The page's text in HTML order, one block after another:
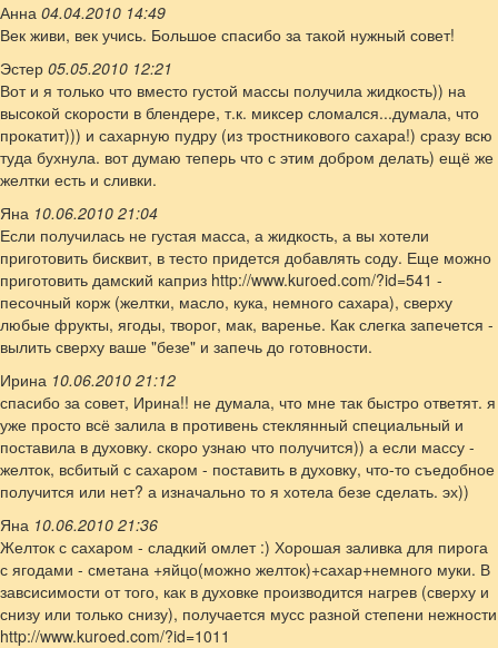
Анна 04.04.2010 14:49
Век живи, век учись. Большое спасибо за такой нужный совет!
Эстер 05.05.2010 12:21
Вот и я только что вместо густой массы получила жидкость)) на
высокой скорости в блендере, т.к. миксер сломался...думала, что
прокатит))) и сахарную пудру (из тростникового сахара!) сразу всю
туда бухнула. вот думаю теперь что с этим добром делать) ещё же
желтки есть и сливки.
Яна 10.06.2010 21:04
Если получилась не густая масса, а жидкость, а вы хотели
приготовить бисквит, в тесто придется добавлять соду. Еще можно
приготовить дамский каприз http://www.kuroed.com/?id=541 -
песочный корж (желтки, масло, кука, немного сахара), сверху
любые фрукты, ягоды, творог, мак, варенье. Как слегка запечется -
вылить сверху ваше "безе" и запечь до готовности.
Ирина 10.06.2010 21:12
спасибо за совет, Ирина!! не думала, что мне так быстро ответят. я
уже просто всё залила в противень стеклянный специальный и
поставила в духовку. скоро узнаю что получится)) а если массу -
желток, всбитый с сахаром - поставить в духовку, что-то съедобное
получится или нет? а изначально то я хотела безе сделать. эх))
Яна 10.06.2010 21:36
Желток с сахаром - сладкий омлет :) Хорошая заливка для пирога
с ягодами - сметана +яйцо(можно желток)+сахар+немного муки. В
завсисимости от того, как в духовке производится нагрев (сверху и
снизу или только снизу), получается мусс разной степени нежности
http://www.kuroed.com/?id=1011